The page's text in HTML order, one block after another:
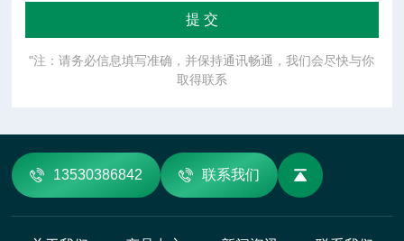
"注：请务必信息填写准确，并保持通讯畅通，我们会尽快与你
取得联系
13530386842 联系我们